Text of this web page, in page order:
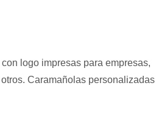
logo impresas para empresas,
Caramañolas personalizadas